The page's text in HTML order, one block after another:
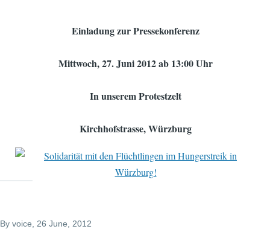
Einladung zur Pressekonferenz
Mittwoch, 27. Juni 2012 ab 13:00 Uhr
In unserem Protestzelt
Kirchhofstrasse, Würzburg
By voice , 26 June, 2012